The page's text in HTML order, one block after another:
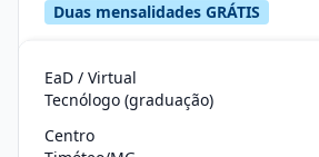
Duas mensalidades GRÁTIS
EaD / Virtual
Tecnólogo (graduação)
Centro